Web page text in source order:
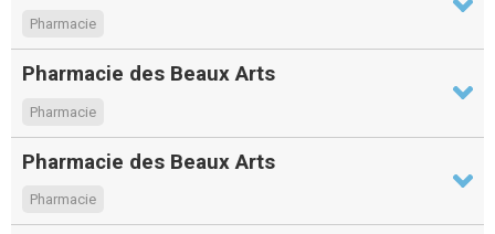
Pharmacie
Pharmacie des Beaux Arts
Pharmacie
Pharmacie des Beaux Arts
Pharmacie